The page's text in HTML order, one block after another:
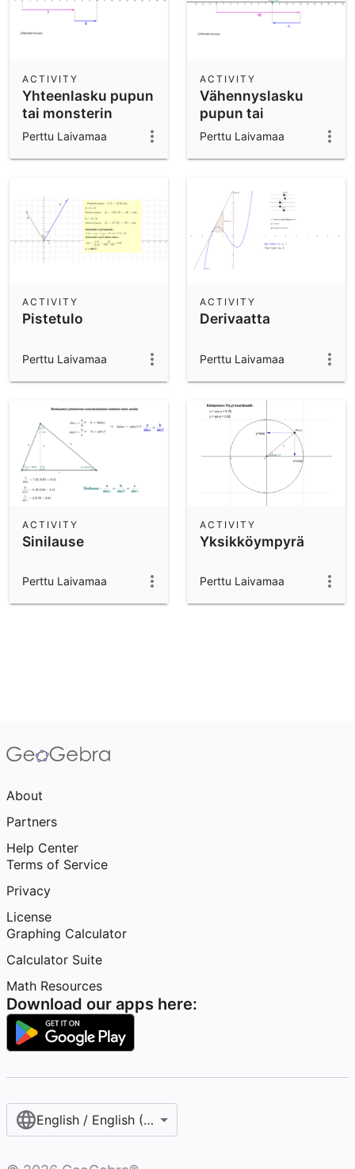
Yhteenlasku pupun
tai monsterin
kanssa
ACTIVITY
Perttu Laivamaa
Vähennyslasku
pupun tai
monsterin kanssa
ACTIVITY
Perttu Laivamaa
Pistetulo
ACTIVITY
Perttu Laivamaa
Derivaatta
ACTIVITY
Perttu Laivamaa
Sinilause
ACTIVITY
Perttu Laivamaa
Yksikköympyrä
ACTIVITY
Perttu Laivamaa
About
Partners
Help Center
Terms of Service
Privacy
License
Graphing Calculator
Calculator Suite
Math Resources
Download our apps here:
English / English (United States)